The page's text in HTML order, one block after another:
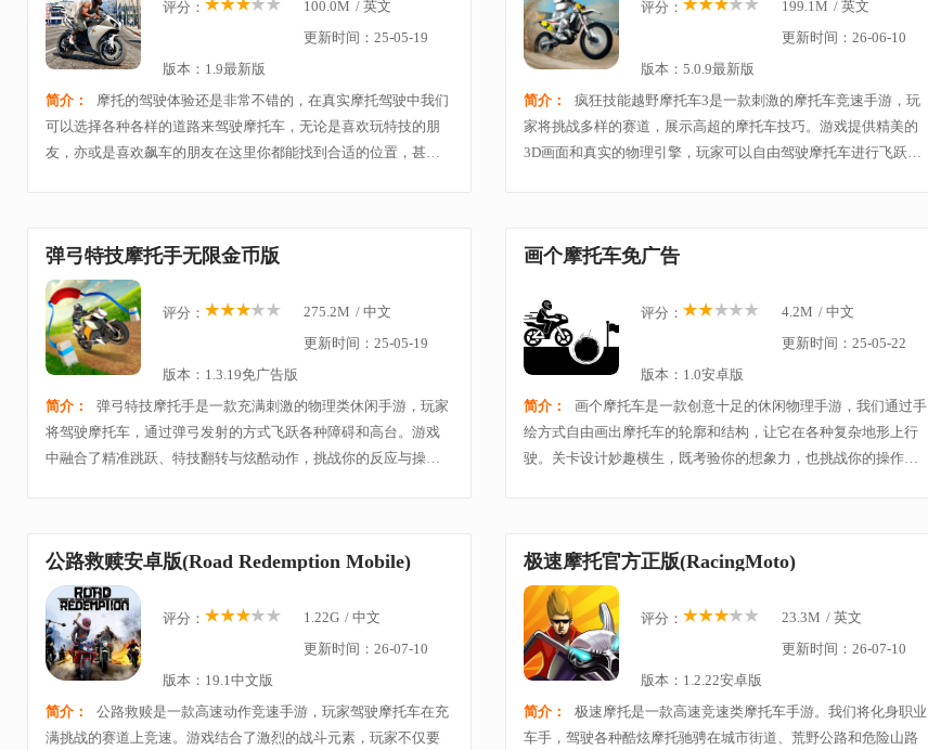
评分： 100.0M / 英文
更新时间：25-05-19
版本：1.9最新版
简介：
摩托的驾驶体验还是非常不错的，在真实摩托驾驶中我们
可以选择各种各样的道路来驾驶摩托车，无论是喜欢玩特技的朋
友，亦或是喜欢飙车的朋友在这里你都能找到合适的位置，甚至
评分： 199.1M / 英文
更新时间：26-06-10
版本：5.0.9最新版
简介：
疯狂技能越野摩托车3是一款刺激的摩托车竞速手游，玩
家将挑战多样的赛道，展示高超的摩托车技巧。游戏提供精美的
3D画面和真实的物理引擎，玩家可以自由驾驶摩托车进行飞跃、
弹弓特技摩托手无限金币版
评分： 275.2M / 中文
更新时间：25-05-19
版本：1.3.19免广告版
简介：
弹弓特技摩托手是一款充满刺激的物理类休闲手游，玩家
将驾驶摩托车，通过弹弓发射的方式飞跃各种障碍和高台。游戏
中融合了精准跳跃、特技翻转与炫酷动作，挑战你的反应与操作
画个摩托车免广告
评分： 4.2M / 中文
更新时间：25-05-22
版本：1.0安卓版
简介：
画个摩托车是一款创意十足的休闲物理手游，我们通过手
绘方式自由画出摩托车的轮廓和结构，让它在各种复杂地形上行
驶。关卡设计妙趣横生，既考验你的想象力，也挑战你的操作技
公路救赎安卓版(Road Redemption Mobile)
评分： 1.22G / 中文
更新时间：26-07-10
版本：19.1中文版
简介：
公路救赎是一款高速动作竞速手游，玩家驾驶摩托车在充
满挑战的赛道上竞速。游戏结合了激烈的战斗元素，玩家不仅要
极速摩托官方正版(RacingMoto)
评分： 23.3M / 英文
更新时间：26-07-10
版本：1.2.22安卓版
简介：
极速摩托是一款高速竞速类摩托车手游。我们将化身职业
车手，驾驶各种酷炫摩托驰骋在城市街道、荒野公路和危险山路